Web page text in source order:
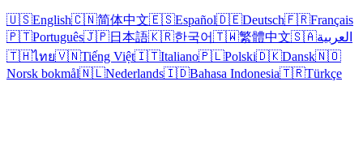
🇺🇸English🇨🇳简体中文🇪🇸Español🇩🇪Deutsch🇫🇷Français
🇵🇹Português🇯🇵日本語🇰🇷한국어🇹🇼繁體中文🇸🇦العربية
🇹🇭ไทย🇻🇳Tiếng Việt🇮🇹Italiano🇵🇱Polski🇩🇰Dansk🇳🇴
Norsk bokmål🇳🇱Nederlands🇮🇩Bahasa Indonesia🇹🇷Türkçe